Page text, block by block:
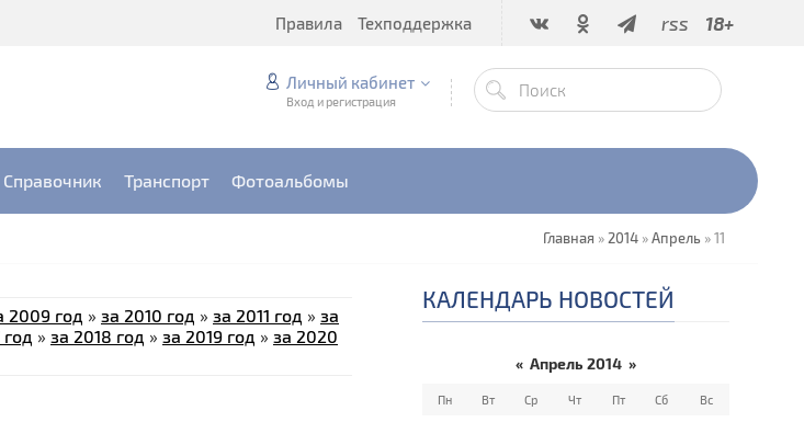
rss 18+
Правила Техподдержка
Личный кабинет
Вход и регистрация
Справочник Транспорт Фотоальбомы
Главная » 2014 »Апрель »11
2009 год » за 2010 год » за 2011 год » за
год » за 2018 год » за 2019 год » за 2020
КАЛЕНДАРЬ НОВОСТЕЙ
« Апрель 2014 »
Пн Вт Ср Чт Пт Сб Вс